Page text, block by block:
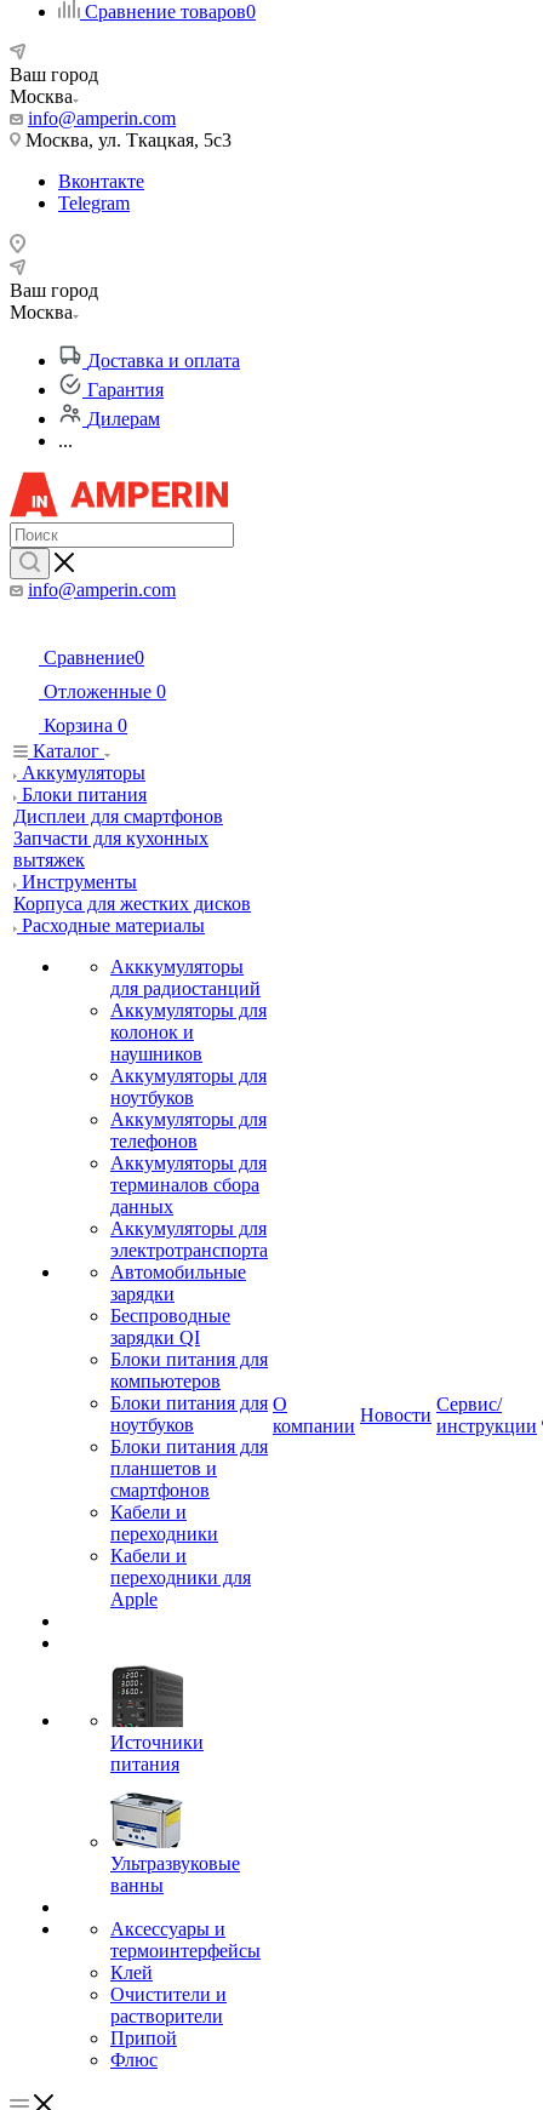
Сравнение товаров0
Ваш город
Москва
info@amperin.com
Москва, ул. Ткацкая, 5с3
Вконтакте
Telegram
Ваш город
Москва
Доставка и оплата
Гарантия
Дилерам
...
info@amperin.com
Сравнение0
Отложенные 0
Корзина 0
Каталог
Аккумуляторы
Блоки питания
Дисплеи для смартфонов
Запчасти для кухонных
вытяжек
Инструменты
Корпуса для жестких дисков
Расходные материалы
Акккумуляторы
для радиостанций
Аккумуляторы для
колонок и
наушников
Аккумуляторы для
ноутбуков
Аккумуляторы для
телефонов
Аккумуляторы для
терминалов сбора
данных
Аккумуляторы для
электротранспорта
Автомобильные
зарядки
Беспроводные
зарядки QI
Блоки питания для
компьютеров
Блоки питания для
ноутбуков
Блоки питания для
планшетов и
смартфонов
Кабели и
переходники
Кабели и
переходники для
Apple
Источники
питания
Ультразвуковые
ванны
Аксессуары и
термоинтерфейсы
Клей
Очистители и
растворители
Припой
Флюс
О
компании
Новости
Сервис/
инструкции